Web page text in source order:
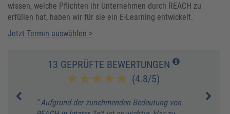
wissen, welche Pflichten ihr Unternehmen durch REACH zu
erfüllen hat, haben wir für sie ein E-Learning entwickelt.
Jetzt Termin auswählen >
13 GEPRÜFTE BEWERTUNGEN
(4.8/5)
" Aufgrund der zunehmenden Bedeutung von